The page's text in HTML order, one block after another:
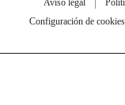
Aviso legal
Configuración de cookies